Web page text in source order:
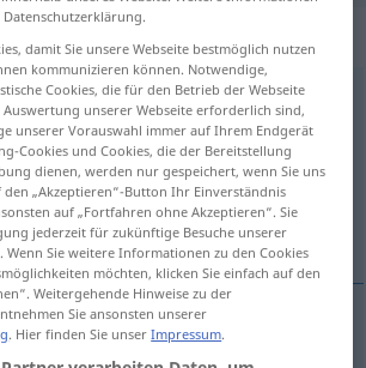
: Maskulinum
Übersetzung anklicken/antippen)
consumo
Massenartikel
damit Sie unsere Webseite bestmöglich nutzen
kommunizieren können. Notwendige,
Cookies, die für den Betrieb der Webseite
unserer Webseite erforderlich sind,
unserer Vorauswahl immer auf Ihrem Endgerät
Cookies und Cookies, die der Bereitstellung
dienen, werden nur gespeichert, wenn Sie uns
„Akzeptieren“-Button Ihr Einverständnis
auf „Fortfahren ohne Akzeptieren“. Sie
jederzeit für zukünftige Besuche unserer
Wenn Sie weitere Informationen zu den Cookies
möchten, klicken Sie einfach auf den
Weitergehende Hinweise zu der
Sie ansonsten unserer
. Hier finden Sie unserImpressum.